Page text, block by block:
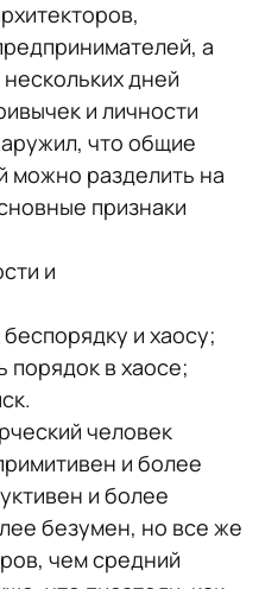
а
дней
и личности
что общие
можно разделить на
признаки
и
и хаосу;
порядок в хаосе;
человек
и более
и более
безумен, но все же
чем средний